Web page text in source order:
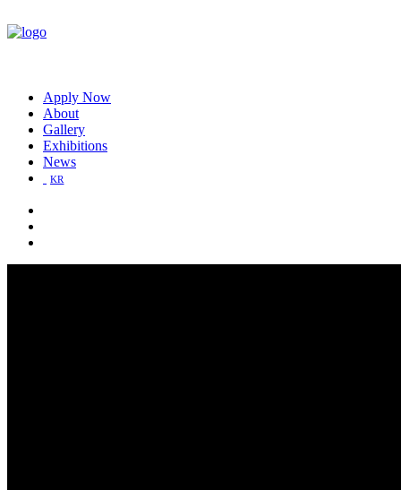
Apply Now
About
Gallery
Exhibitions
News
KR